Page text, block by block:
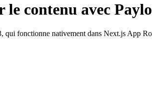
contenu avec
fonctionne nativement dans Next.js App